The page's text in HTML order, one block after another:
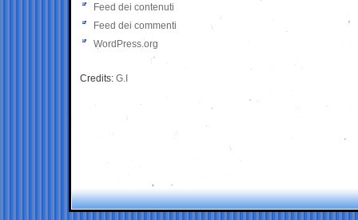
Feed dei contenuti
Feed dei commenti
WordPress.org
Credits: G.I